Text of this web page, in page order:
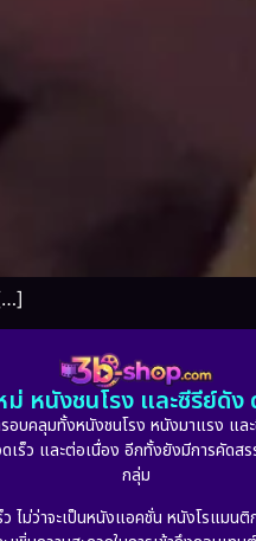
หนังชนโรง และซีรีย์ดั
คลุมทั้งหนังชนโรง หนังมาแรง แ
เร็ว และต่อเนื่อง อีกทั้งยังมีการคั
กลุ่ม
ไม่ว่าจะเป็นหนังแอคชั่น หนังโร